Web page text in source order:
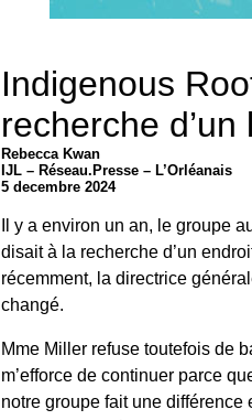
Indigenous
recherche d’un
Rebecca Kwan
IJL – Réseau.Presse – L’Orléanais
5 decembre 2024
Il y a environ un an, le groupe
disait à la recherche d’un
récemment, la directrice
changé.
Mme Miller refuse toutefois de
m’efforce de continuer parce
notre groupe fait une différence